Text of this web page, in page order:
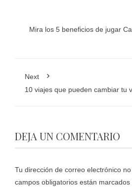
Mira los 5 beneficios de jugar
Next
10 viajes que pueden cambiar tu
DEJA UN COMENTARIO
Tu dirección de correo electrónico
campos obligatorios están marcados